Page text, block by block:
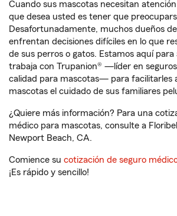
Cuando sus mascotas necesitan
que desea usted es tener que
Desafortunadamente, muchos dueños
enfrentan decisiones difíciles en lo que
de sus perros o gatos. Estamos aquí
trabaja con Trupanion® —líder en
calidad para mascotas— para facilitarles
mascotas el cuidado de sus familiares
¿Quiere más información? Para una
médico para mascotas, consulte a
Newport Beach, CA.
Comience su cotización de seguro
¡Es rápido y sencillo!